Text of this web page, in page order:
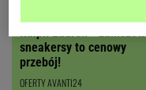
sneakersy to cenowy
przebój!
OFERTY AVANTI24